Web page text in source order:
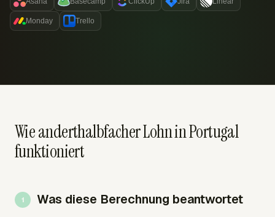
Monday Trello
Wie anderthalbfacher Lohn in Portugal
funktioniert
Was diese Berechnung beantwortet